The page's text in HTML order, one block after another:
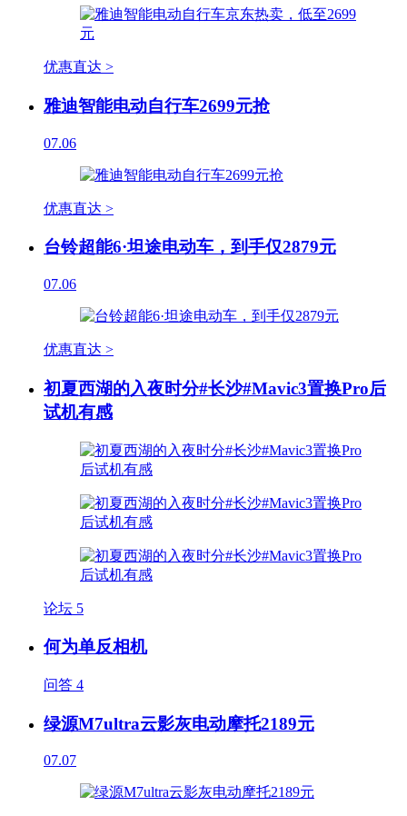
优惠直达 >
雅迪智能电动自行车2699元抢
07.06
优惠直达 >
台铃超能6·坦途电动车，到手仅2879元
07.06
优惠直达 >
初夏西湖的入夜时分#长沙#Mavic3置换Pro后
试机有感
论坛 5
何为单反相机
问答 4
绿源M7ultra云影灰电动摩托2189元
07.07